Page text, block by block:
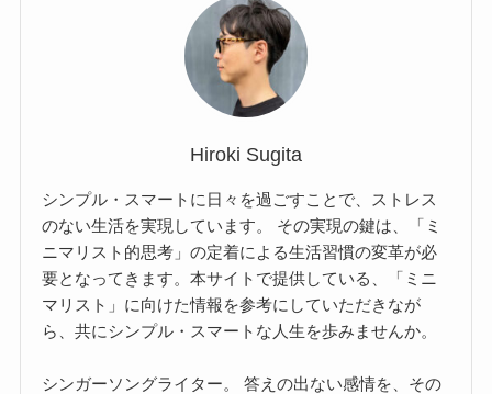
Hiroki Sugita
シンプル・スマートに日々を過ごすことで、ストレス
のない生活を実現しています。 その実現の鍵は、「ミ
ニマリスト的思考」の定着による生活習慣の変革が必
要となってきます。本サイトで提供している、「ミニ
マリスト」に向けた情報を参考にしていただきなが
ら、共にシンプル・スマートな人生を歩みませんか。
シンガーソングライター。 答えの出ない感情を、その